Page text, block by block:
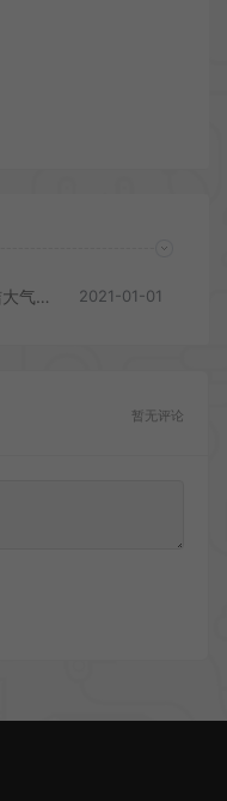
RiPro主题-子主题huzao-child简洁大气集成后台美化包v4.0 2021-01-01
暂无评论